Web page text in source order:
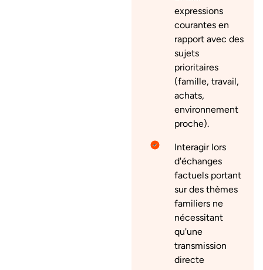
expressions
courantes en
rapport avec des
sujets
prioritaires
(famille, travail,
achats,
environnement
proche).
Interagir lors
d'échanges
factuels portant
sur des thèmes
familiers ne
nécessitant
qu'une
transmission
directe